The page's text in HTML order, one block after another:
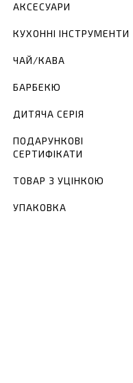
АКСЕСУАРИ
КУХОННІ ІНСТРУМЕНТИ
ЧАЙ/КАВА
БАРБЕКЮ
ДИТЯЧА СЕРІЯ
ПОДАРУНКОВІ
СЕРТИФІКАТИ
ТОВАР З УЦІНКОЮ
УПАКОВКА